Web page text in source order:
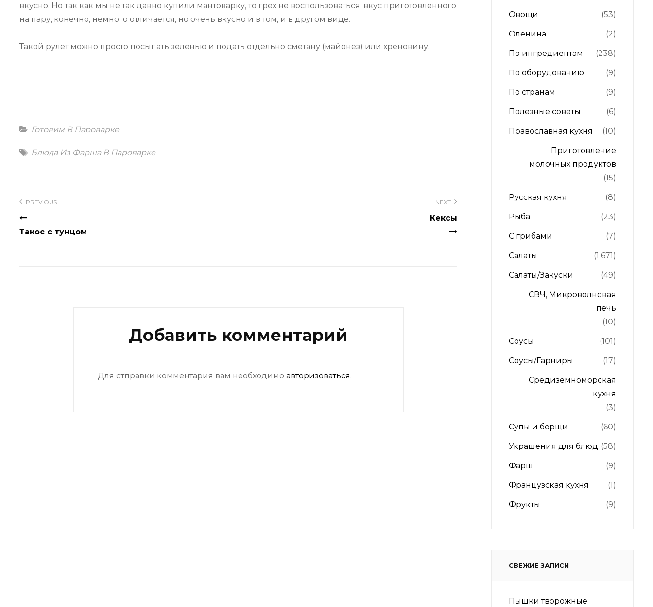
вкусно. Но так как мы не так давно купили мантоварку, то грех не воспользоваться, вкус приготовленного
на пару, конечно, немного отличается, но очень вкусно и в том, и в другом виде.
Такой рулет можно просто посыпать зеленью и подать отдельно сметану (майонез) или хреновину.
Categories
Готовим В Пароварке
Tags
Блюда Из Фарша В Пароварке
по
записям
PREVIOUS
Такос с тунцом
NEXT
Кексы
Добавить комментарий
Для отправки комментария вам необходимо авторизоваться.
Овощи (53)
Оленина (2)
По ингредиентам (238)
По оборудованию (9)
По странам (9)
Полезные советы (6)
Православная кухня (10)
Приготовление
молочных продуктов
(15)
Русская кухня (8)
Рыба (23)
С грибами (7)
Салаты (1 671)
Салаты/Закуски (49)
СВЧ, Микроволновая
печь
(10)
Соусы (101)
Соусы/Гарниры (17)
Средиземноморская
кухня
(3)
Супы и борщи (60)
Украшения для блюд (58)
Фарш (9)
Французская кухня (1)
Фрукты (9)
СВЕЖИЕ ЗАПИСИ
Пышки творожные